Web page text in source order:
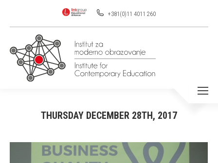
+381(0)11 4011 260
THURSDAY DECEMBER 28TH, 2017